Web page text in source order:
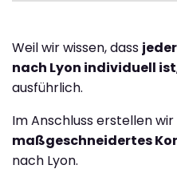
Weil wir wissen, dass
nach Lyon individuell ist
ausführlich.
Im Anschluss erstellen
maßgeschneidertes
nach Lyon.